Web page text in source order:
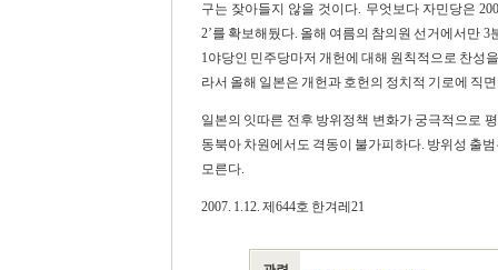
구는 잦아들지 않을 것이다. 무엇보다 자민당은
2’를 확보해뒀다. 올해 여름의 참의원 선거에서만
1야당인 민주당마저 개헌에 대해 원칙적으로 찬성
라서 올해 일본은 개헌과 호헌의 정치적 기로에 직
일본의 잇따른 전후 방위정책 변화가 궁극적으로
동북아 차원에서도 격동이 불가피하다. 방위성 출
모른다.
2007. 1.12. 제644호 한겨레21